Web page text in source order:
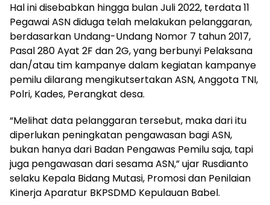
Hal ini disebabkan hingga bulan Juli 2022, terdata 11
Pegawai ASN diduga telah melakukan pelanggaran,
berdasarkan Undang-Undang Nomor 7 tahun 2017,
Pasal 280 Ayat 2F dan 2G, yang berbunyi Pelaksana
dan/atau tim kampanye dalam kegiatan kampanye
pemilu dilarang mengikutsertakan ASN, Anggota TNI,
Polri, Kades, Perangkat desa.
“Melihat data pelanggaran tersebut, maka dari itu
diperlukan peningkatan pengawasan bagi ASN,
bukan hanya dari Badan Pengawas Pemilu saja, tapi
juga pengawasan dari sesama ASN,” ujar Rusdianto
selaku Kepala Bidang Mutasi, Promosi dan Penilaian
Kinerja Aparatur BKPSDMD Kepulauan Babel.